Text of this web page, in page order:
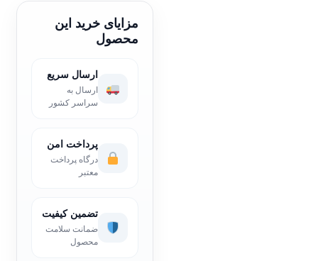
مزایای خرید این
محصول
ارسال سریع
ارسال به
سراسر کشور
پرداخت امن
درگاه پرداخت
معتبر
تضمین کیفیت
ضمانت سلامت
محصول